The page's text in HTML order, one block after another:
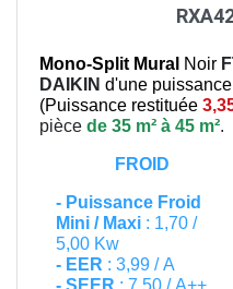
Mono-Split Mural Noir
DAIKIN d'une
(Puissance restituée
pièce de 35 m² à 45 m².
FROID
- Puissance Froid
Mini / Maxi : 1,70 /
5,00 Kw
- EER : 3,99 / A
- SEER : 7,50 / A++